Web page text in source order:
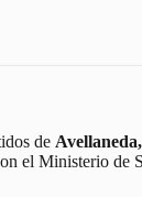
de
el Ministerio de